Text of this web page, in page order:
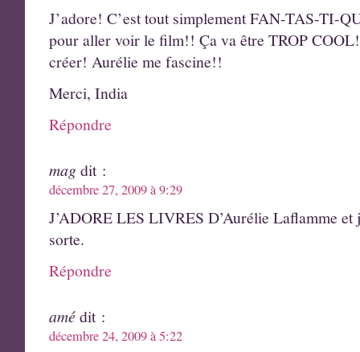
J’adore! C’est tout simplement FAN-TAS-TI-
pour aller voir le film!! Ça va être TROP
créer! Aurélie me fascine!!
Merci, India
Répondre
magdit :
décembre 27, 2009 à 9:29
J’ADORE LES LIVRES D’Aurélie Laflamme
sorte.
Répondre
amédit :
décembre 24, 2009 à 5:22